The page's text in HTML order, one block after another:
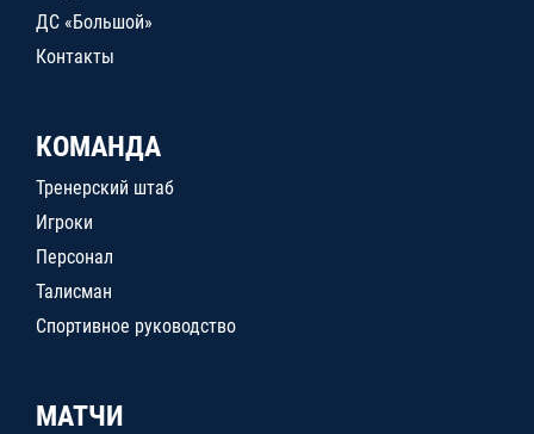
ДС «Большой»
Контакты
КОМАНДА
Тренерский штаб
Игроки
Персонал
Талисман
Спортивное руководство
МАТЧИ